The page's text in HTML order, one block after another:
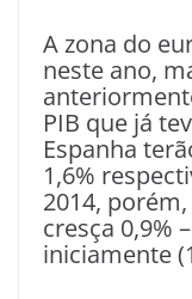
A zona do
neste ano,
PIB que já
Espanha
1,6%
2014,
cresça 0,9%
iniciamente